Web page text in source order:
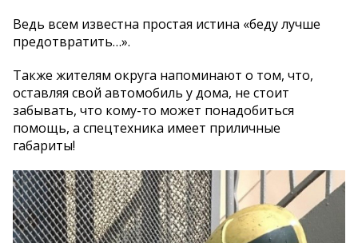
Ведь всем известна простая истина «беду лучше
предотвратить…».
Также жителям округа напоминают о том, что,
оставляя свой автомобиль у дома, не стоит
забывать, что кому-то может понадобиться
помощь, а спецтехника имеет приличные
габариты!